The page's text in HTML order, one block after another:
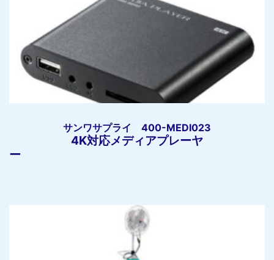
サンワサプライ 400-MEDI023
4K対応メディアプレーヤ
ー